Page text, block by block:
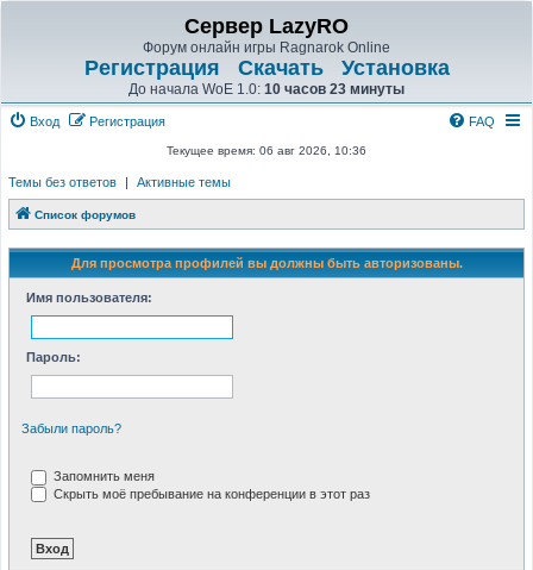
Сервер LazyRO
Форум онлайн игры Ragnarok Online
Регистрация Скачать Установка
До начала WoE 1.0: 10 часов 23 минуты
Вход Регистрация FAQ
Текущее время: 06 авг 2026, 10:36
Темы без ответов | Активные темы
Список форумов
Для просмотра профилей вы должны быть авторизованы.
Имя пользователя:
Пароль:
Забыли пароль?
Запомнить меня
Скрыть моё пребывание на конференции в этот раз